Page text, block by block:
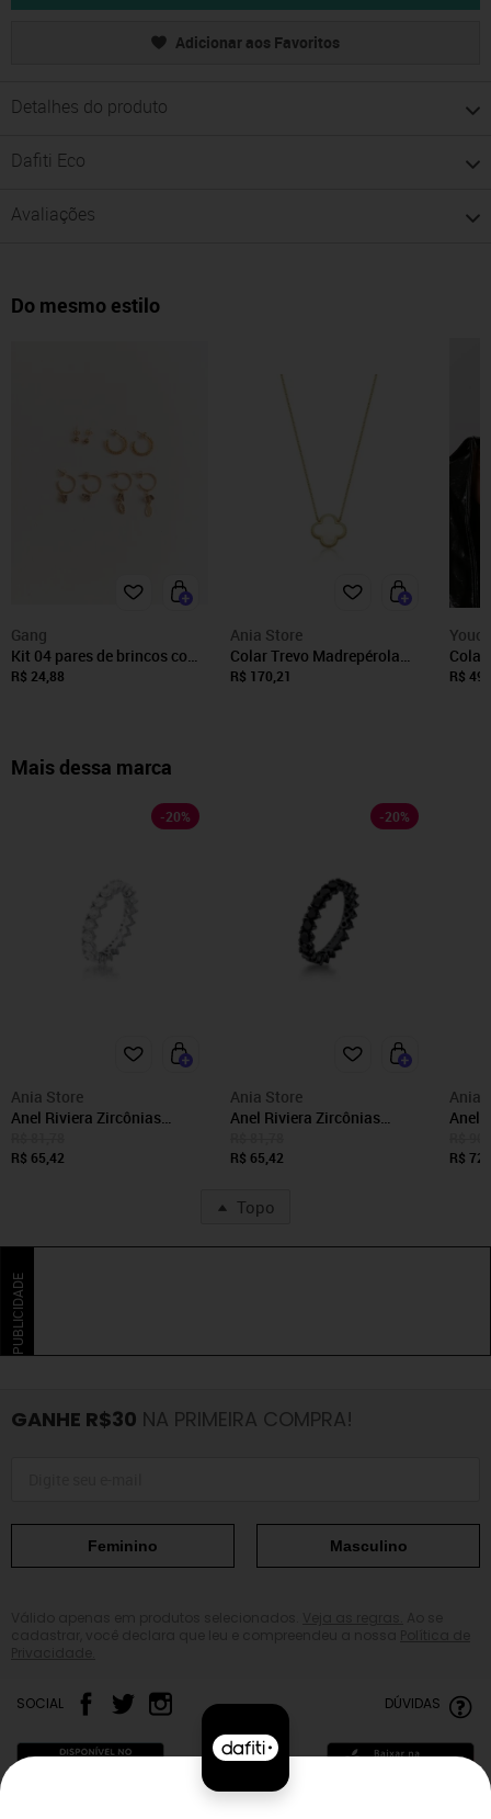
Adicionar aos Favoritos
Detalhes do produto
Dafiti Eco
Avaliações
Do mesmo estilo
Gang
Kit 04 pares de brincos com
miçanga
R$ 24,88
Ania Store
Colar Trevo Madrepérola
Semijoia Banhada a Ouro
R$ 170,21 R$
Mais dessa marca
-20%
Ania Store
Anel Riviera Zircônias
Semijoia Ania Store
R$ 65,42
-20%
Ania Store
Anel Riviera Zircônias
Semijoia Ania Store
R$ 65,42
Ania
Anel
R$
Topo
PUBLICIDADE
GANHE R$30 NA PRIMEIRA COMPRA!
Feminino Masculino
SOCIAL DÚVIDAS